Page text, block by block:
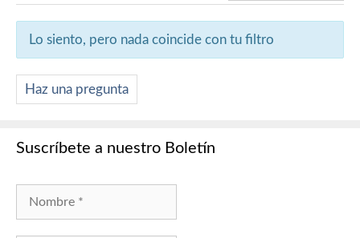
Lo siento, pero nada coincide con tu filtro
Haz una pregunta
Suscríbete a nuestro Boletín